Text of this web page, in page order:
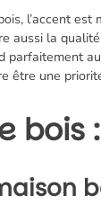
l’accent
aussi la
parfaitement
être une